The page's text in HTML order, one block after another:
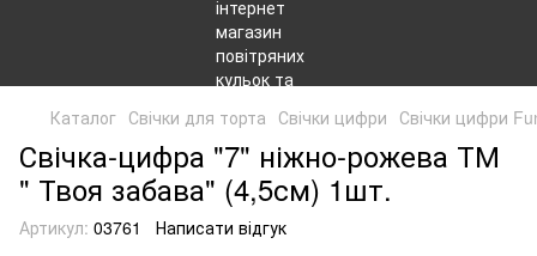
Каталог Свічки для торта Свічки цифри Свічки цифри
Свічка-цифра "7" ніжно-рожева ТМ
" Твоя забава" (4,5см) 1шт.
Артикул: 03761 Написати відгук